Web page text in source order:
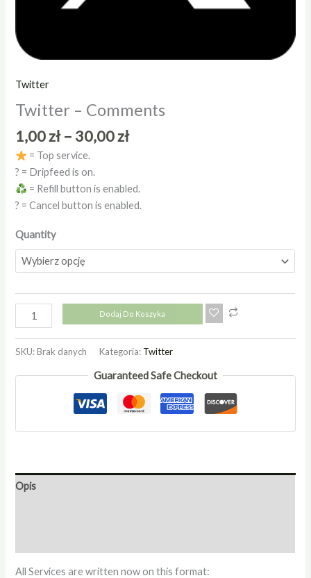
Twitter
Twitter – Comments
1,00zł – 30,00zł
= Top service.
? = Dripfeed is on.
= Refill button is enabled.
? = Cancel button is enabled.
Quantity
Dodaj Do Koszyka
SKU:Brak danych Kategoria: Twitter
Guaranteed Safe Checkout
Opis
All Services are written now on this format: